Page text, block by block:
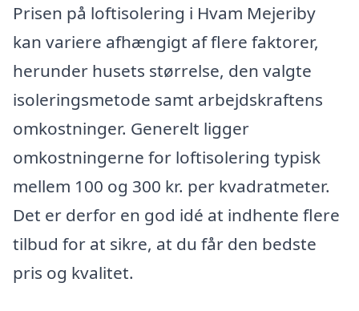
Prisen på loftisolering i Hvam Mejeriby
kan variere afhængigt af flere faktorer,
herunder husets størrelse, den valgte
isoleringsmetode samt arbejdskraftens
omkostninger. Generelt ligger
omkostningerne for loftisolering typisk
mellem 100 og 300 kr. per kvadratmeter.
Det er derfor en god idé at indhente flere
tilbud for at sikre, at du får den bedste
pris og kvalitet.